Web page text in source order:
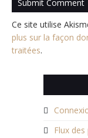
Ce site utilise
plus sur la façon
traitées.
Flux